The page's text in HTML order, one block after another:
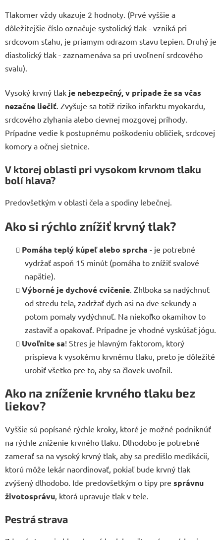
Tlakomer vždy ukazuje 2 hodnoty. (Prvé vyššie a
dôležitejšie číslo označuje systolický tlak - vzniká pri
srdcovom sťahu, je priamym odrazom stavu tepien. Druhý je
diastolický tlak - zaznamenáva sa pri uvoľnení srdcového
svalu).
Vysoký krvný tlak je nebezpečný, v prípade že sa včas
nezačne liečiť. Zvyšuje sa totiž riziko infarktu myokardu,
srdcového zlyhania alebo cievnej mozgovej príhody.
Prípadne vedie k postupnému poškodeniu obličiek, srdcovej
komory a očnej sietnice.
V ktorej oblasti pri vysokom krvnom tlaku
bolí hlava?
Predovšetkým v oblasti čela a spodiny lebečnej.
Ako si rýchlo znížiť krvný tlak?
Pomáha teplý kúpeľ alebo sprcha - je potrebné
vydržať aspoň 15 minút (pomáha to znížiť svalové
napätie).
Výborné je dychové cvičenie. Zhlboka sa nadýchnuť
od stredu tela, zadržať dych asi na dve sekundy a
potom pomaly vydýchnuť. Na niekoľko okamihov to
zastaviť a opakovať. Prípadne je vhodné vyskúšať jógu.
Uvoľnite sa! Stres je hlavným faktorom, ktorý
prispieva k vysokému krvnému tlaku, preto je dôležité
urobiť všetko pre to, aby sa človek uvoľnil.
Ako na zníženie krvného tlaku bez
liekov?
Vyššie sú popísané rýchle kroky, ktoré je možné podniknúť
na rýchle zníženie krvného tlaku. Dlhodobo je potrebné
zamerať sa na vysoký krvný tlak, aby sa predišlo medikácii,
ktorú môže lekár naordinovať, pokiaľ bude krvný tlak
zvýšený dlhodobo. Ide predovšetkým o tipy pre správnu
životosprávu , ktorá upravuje tlak v tele.
Pestrá strava